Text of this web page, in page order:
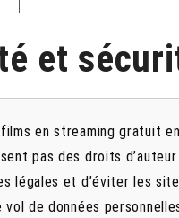
et
en streaming gratuit
pas des droits
légales et d’éviter les
de données